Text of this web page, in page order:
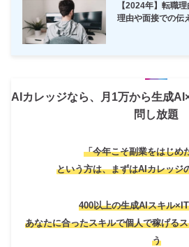
【2024年】転職
理由や面接での伝
AIカレッジなら、月1万から生成
問し放題
「今年こそ副業をはじ
という方は、まずはAIカレッジ
400以上の生成AIスキル
あなたに合ったスキルで個人で稼げる
う